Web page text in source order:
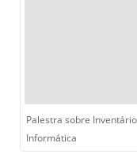
Palestra sobre
Informática